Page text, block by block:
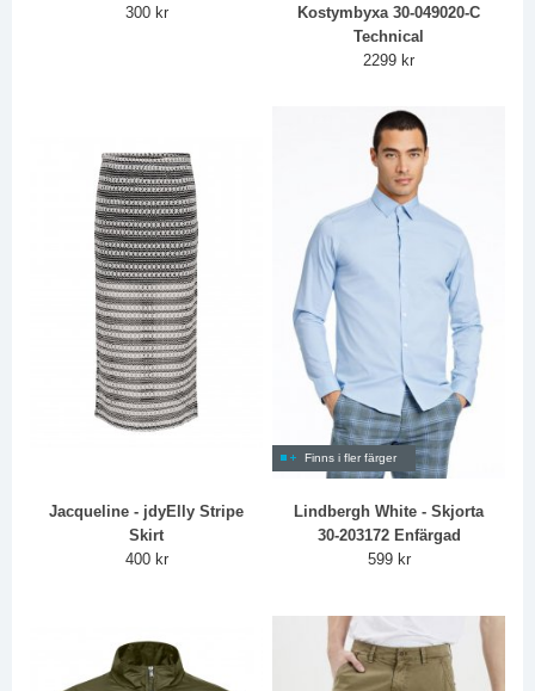
300 kr
Kostymbyxa 30-049020-C
Technical
2299 kr
Jacqueline - jdyElly Stripe
Skirt
400 kr
Finns i fler färger
Lindbergh White - Skjorta
30-203172 Enfärgad
599 kr